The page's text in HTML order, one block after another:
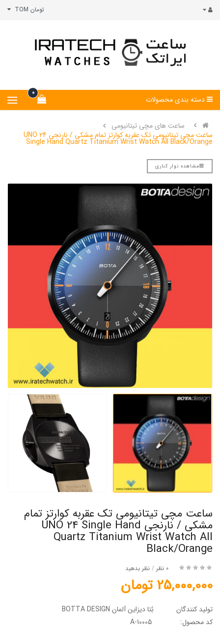
تومان TOM
0
دسته بندی محصولات
ساعت های مچی تیتانیومی
ساعت مچی تیتانیومی تک عقربه کوارتز تمام مشکی / نارنجی UNO 24
Single Hand Quartz Titanium Wrist Watch All Black/Orange
مشاهده نوار کناری
ساعت مچی تیتانیومی تک عقربه کوارتز تمام
مشکی / نارنجی UNO 24 Single Hand
Quartz Titanium Wrist Watch All
Black/Orange
0 نظر / نظر بدهید
25,000,000 تومان
تولید کنندگان
بُتا دیزاین آلمان BOTTA DESIGN
کد محصول: